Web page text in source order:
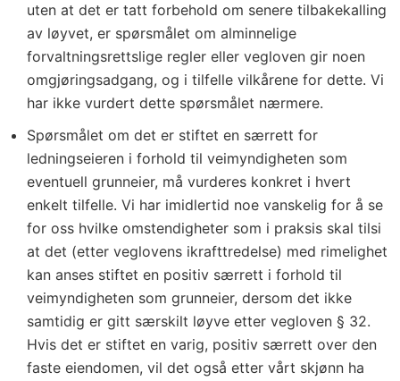
uten at det er tatt forbehold om senere tilbakekalling
av løyvet, er spørsmålet om alminnelige
forvaltningsrettslige regler eller vegloven gir noen
omgjøringsadgang, og i tilfelle vilkårene for dette. Vi
har ikke vurdert dette spørsmålet nærmere.
Spørsmålet om det er stiftet en særrett for
ledningseieren i forhold til veimyndigheten som
eventuell grunneier, må vurderes konkret i hvert
enkelt tilfelle. Vi har imidlertid noe vanskelig for å se
for oss hvilke omstendigheter som i praksis skal tilsi
at det (etter veglovens ikrafttredelse) med rimelighet
kan anses stiftet en positiv særrett i forhold til
veimyndigheten som grunneier, dersom det ikke
samtidig er gitt særskilt løyve etter vegloven § 32.
Hvis det er stiftet en varig, positiv særrett over den
faste eiendomen, vil det også etter vårt skjønn ha